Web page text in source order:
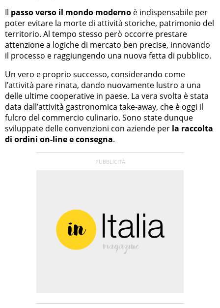
Il passo verso il mondo moderno è indispensabile per
poter evitare la morte di attività storiche, patrimonio del
territorio. Al tempo stesso però occorre prestare
attenzione a logiche di mercato ben precise, innovando
il processo e raggiungendo una nuova fetta di pubblico.
Un vero e proprio successo, considerando come
l’attività pare rinata, dando nuovamente lustro a una
delle ultime cooperative in paese. La vera svolta è stata
data dall’attività gastronomica take-away, che è oggi il
fulcro del commercio culinario. Sono state dunque
sviluppate delle convenzioni con aziende per la raccolta
di ordini on-line e consegna.